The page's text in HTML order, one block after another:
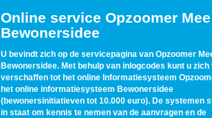
Online service Opzoomer
Bewonersidee
U bevindt zich op de servicepagina van Opzoomer
Bewonersidee. Met behulp van inlogcodes kunt u zich
verschaffen tot het online Informatiesysteem
het online informatiesysteem Bewonersidee
(bewonersinitiatieven tot 10.000 euro). De systemen
in staat om kennis te nemen van de aanvragen en de